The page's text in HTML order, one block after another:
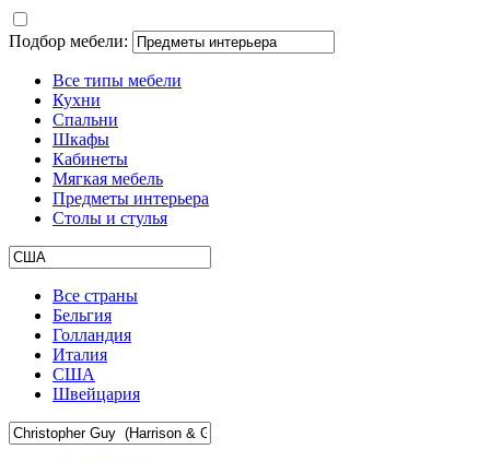
Подбор мебели:
Все типы мебели
Кухни
Спальни
Шкафы
Кабинеты
Мягкая мебель
Предметы интерьера
Столы и стулья
Все страны
Бельгия
Голландия
Италия
США
Швейцария